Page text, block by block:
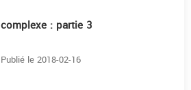
complexe : partie 3
Publié le 2018-02-16